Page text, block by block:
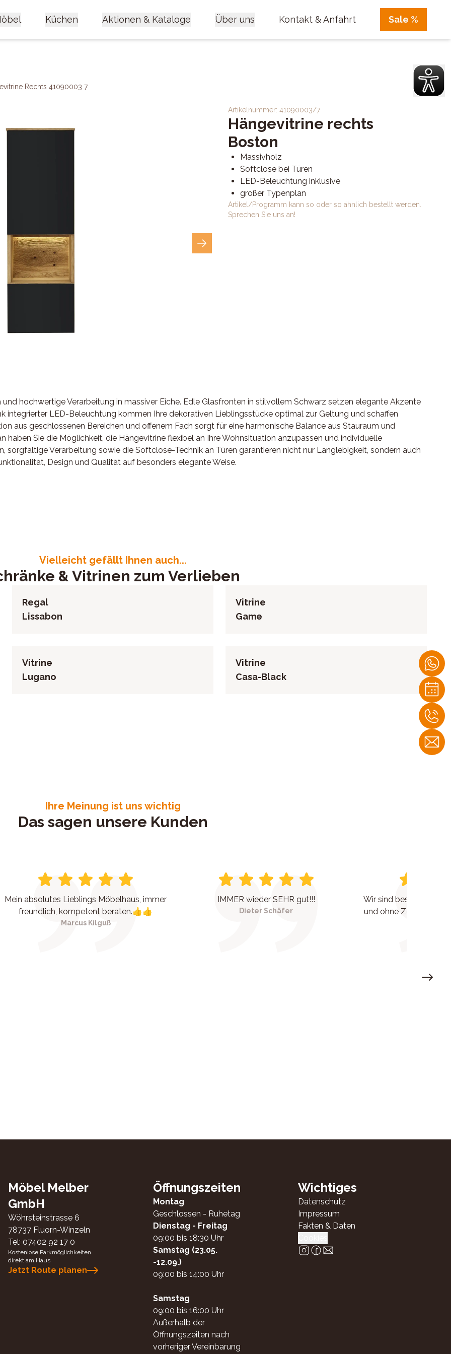
Küchen Aktionen & Kataloge Über uns Kontakt & Anfahrt Sale %
Rechts 41090003 7
Artikelnummer:41090003/7
Hängevitrine rechts
Boston
Massivholz
Softclose bei Türen
LED-Beleuchtung inklusive
großer Typenplan
Artikel/Programm kann so oder so ähnlich bestellt werden.
Sprechen Sie uns an!
hochwertige Verarbeitung in massiver Eiche. Edle Glasfronten in stilvollem Schwarz setzen elegante Akzente
integrierter LED-Beleuchtung kommen Ihre dekorativen Lieblingsstücke optimal zur Geltung und schaffen
aus geschlossenen Bereichen und offenem Fach sorgt für eine harmonische Balance aus Stauraum und
Sie die Möglichkeit, die Hängevitrine flexibel an Ihre Wohnsituation anzupassen und individuelle
sorgfältige Verarbeitung sowie die Softclose-Technik an Türen garantieren nicht nur Langlebigkeit, sondern auch
Design und Qualität auf besonders elegante Weise.
Korpus Eiche massiv, geölt, geschroppte Akzente, 2 Türen, offenes Fach, inklusive LED-Beleuchtung,
Vielleicht gefällt Ihnen auch...
& Vitrinen zum Verlieben
Regal
Lissabon
Vitrine
Game
Vitrine
Lugano
Vitrine
Casa-Black
Ihre Meinung ist uns wichtig
Das sagen unsere Kunden
Mein absolutes Lieblings Möbelhaus, immer
freundlich, kompetent beraten.👍👍
Marcus Kilguß
IMMER wieder SEHR gut!!!
Dieter Schäfer
Wir sind bestens
und ohne Zeitdruck
Next
Möbel Melber
GmbH
Wöhrsteinstrasse 6
78737 Fluorn-Winzeln
Tel: 07402 92 17 0
Kostenlose Parkmöglichkeiten
direkt am Haus
Jetzt Route planen
Öffnungszeiten
Montag
Geschlossen - Ruhetag
Dienstag - Freitag
09:00 bis 18:30 Uhr
Samstag (23.05.
-12.09.)
09:00 bis 14:00 Uhr
Samstag
09:00 bis 16:00 Uhr
Außerhalb der
Öffnungszeiten nach
vorheriger Vereinbarung
Wichtiges
Datenschutz
Impressum
Fakten & Daten